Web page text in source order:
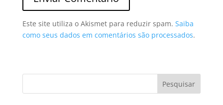
Este site utiliza o Akismet para reduzir spam. Saiba
como seus dados em comentários são processados.
Pesquisar